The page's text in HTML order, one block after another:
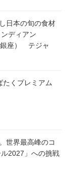
日本の旬の食材
ンディアン
銀座） テジャ
たくプレミアム
世界最高峰のコ
2027」への挑戦